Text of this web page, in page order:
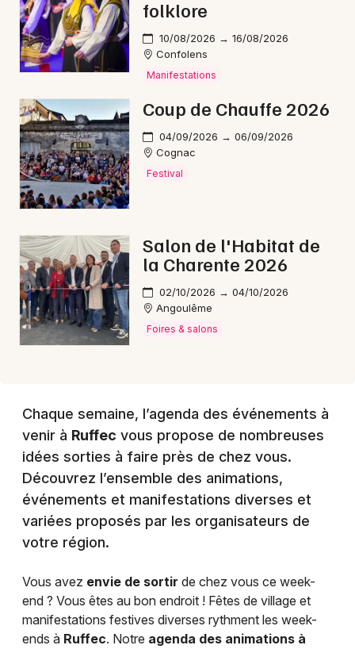
folklore
10/08/2026 → 16/08/2026
Confolens
Manifestations
Coup de Chauffe 2026
04/09/2026 → 06/09/2026
Cognac
Festival
Salon de l'Habitat de
la Charente 2026
02/10/2026 → 04/10/2026
Angoulême
Foires & salons
Chaque semaine, l’agenda des événements à
venir à Ruffec vous propose de nombreuses
idées sorties à faire près de chez vous.
Découvrez l’ensemble des animations,
événements et manifestations diverses et
variées proposés par les organisateurs de
votre région.
Vous avez envie de sortir de chez vous ce week-
end ? Vous êtes au bon endroit ! Fêtes de village et
manifestations festives diverses rythment les week-
ends à Ruffec. Notre agenda des animations à